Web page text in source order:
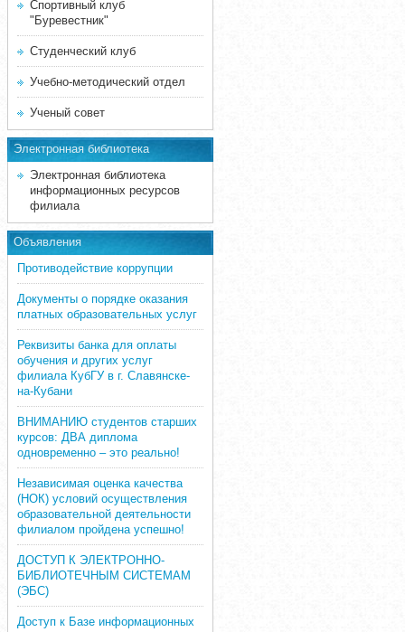
Спортивный клуб
"Буревестник"
Студенческий клуб
Учебно-методический отдел
Ученый совет
Электронная библиотека
Электронная библиотека
информационных ресурсов
филиала
Объявления
Противодействие коррупции
Документы о порядке оказания
платных образовательных услуг
Реквизиты банка для оплаты
обучения и других услуг
филиала КубГУ в г. Славянске-
на-Кубани
ВНИМАНИЮ студентов старших
курсов: ДВА диплома
одновременно – это реально!
Независимая оценка качества
(НОК) условий осуществления
образовательной деятельности
филиалом пройдена успешно!
ДОСТУП К ЭЛЕКТРОННО-
БИБЛИОТЕЧНЫМ СИСТЕМАМ
(ЭБС)
Доступ к Базе информационных